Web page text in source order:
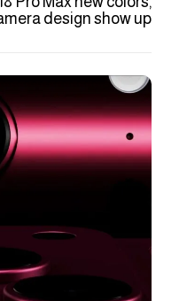
design show up